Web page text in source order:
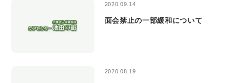
面会禁止の一部緩和について
2020.09.14
2020.08.19